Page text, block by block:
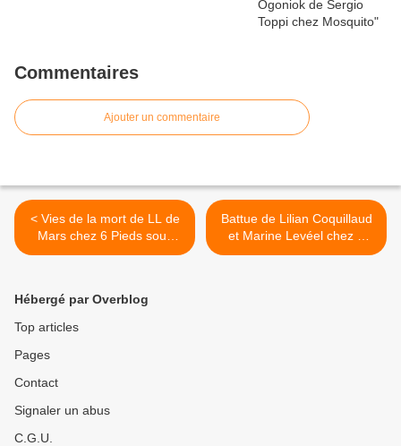
Commentaires
Ajouter un commentaire
< Vies de la mort de LL de
Mars chez 6 Pieds sous
Terre.
Battue de Lilian Coquillaud
et Marine Levéel chez 6
Pieds sous Terre. >
Hébergé par Overblog
Top articles
Pages
Contact
Signaler un abus
C.G.U.